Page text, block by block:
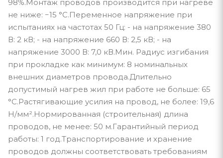
98%.Монтаж проводов производится при нагреве
не ниже: −15 °С.Переменное напряжение при
испытаниях на частотах 50 Гц: - на напряжение 380
В: 2 кВ; - на напряжение 660 В: 2,5 кВ; - на
напряжение 3000 В: 7,0 кВ.Мин. Радиус изгибания
при прокладке как минимум: 8 номинальных
внешних диаметров провода.Длительно
допустимый нагрев жил при работе не больше: 65
°С.Растягивающие усилия на провод, не более: 19,6
Н/мм².Нормированная (строительная) длина
проводов, не менее: 50 м.Гарантийный период
работы: 1 год.Транспортирование и хранение
проводов должны соответствовать требованиям